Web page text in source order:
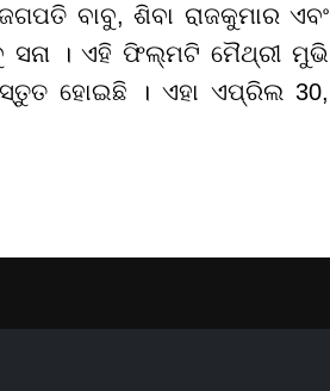
ବାବୁ, ଶିବା ରାଜକୁମାର ଏବଂ
ସନା । ଏହି ଫିଲ୍ମଟି ମୈଥ୍ରୀ ମୁଭି
ହୋଇଛି । ଏହା ଏପ୍ରିଲ 30,